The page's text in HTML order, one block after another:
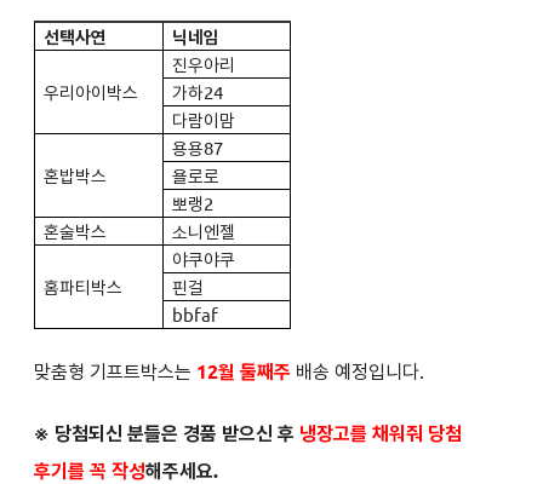
선택사연 닉네임
우리아이박스
진우아리
가하24
다람이맘
혼밥박스
용용87
욜로로
뽀랭2
혼술박스
소니엔젤
홈파티박스
야쿠야쿠
핀걸
bbfaf
맞춤형 기프트박스는 12월 둘째주 배송 예정입니다.
※ 당첨되신 분들은 경품 받으신 후 냉장고를 채워줘 당첨
후기를 꼭 작성해주세요.